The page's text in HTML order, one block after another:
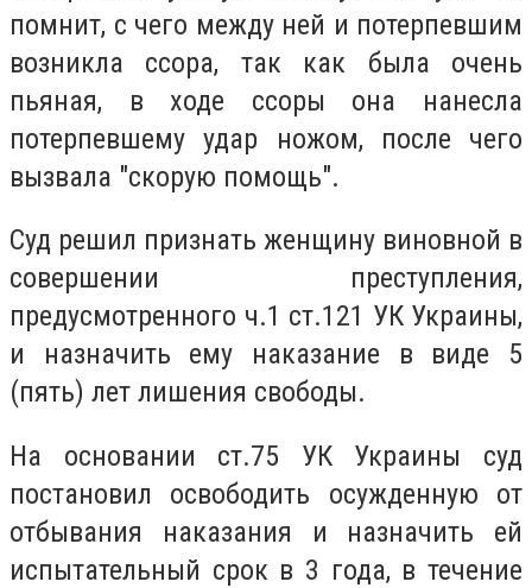
помнит, с чего между ней и потерпевшим
возникла ссора, так как была очень
пьяная, в ходе ссоры она нанесла
потерпевшему удар ножом, после чего
вызвала "скорую помощь".
Суд решил признать женщину виновной в
совершении преступления,
предусмотренного ч.1 ст.121 УК Украины,
и назначить ему наказание в виде 5
(пять) лет лишения свободы.
На основании ст.75 УК Украины суд
постановил освободить осужденную от
отбывания наказания и назначить ей
испытательный срок в 3 года, в течение